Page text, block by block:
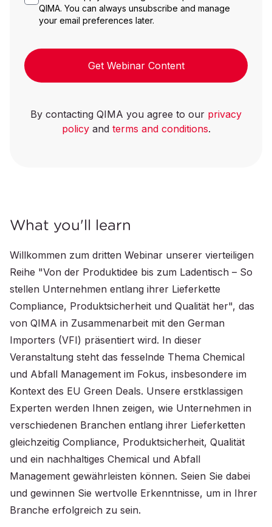
QIMA. You can always unsubscribe and manage
your email preferences later.
Get Webinar Content
By contacting QIMA you agree to our privacy
policyand terms and conditions.
What you'll learn
Willkommen zum dritten Webinar unserer vierteiligen
Reihe "Von der Produktidee bis zum Ladentisch – So
stellen Unternehmen entlang ihrer Lieferkette
Compliance, Produktsicherheit und Qualität her", das
von QIMA in Zusammenarbeit mit den German
Importers (VFI) präsentiert wird. In dieser
Veranstaltung steht das fesselnde Thema Chemical
und Abfall Management im Fokus, insbesondere im
Kontext des EU Green Deals. Unsere erstklassigen
Experten werden Ihnen zeigen, wie Unternehmen in
verschiedenen Branchen entlang ihrer Lieferketten
gleichzeitig Compliance, Produktsicherheit, Qualität
und ein nachhaltiges Chemical und Abfall
Management gewährleisten können. Seien Sie dabei
und gewinnen Sie wertvolle Erkenntnisse, um in Ihrer
Branche erfolgreich zu sein.